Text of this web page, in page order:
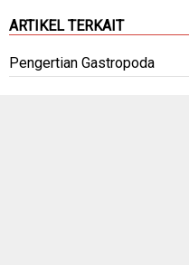
ARTIKEL TERKAIT
Pengertian Gastropoda